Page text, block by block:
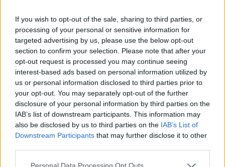
If you wish to opt-out of the sale, sharing to third parties, or
processing of your personal or sensitive information for
targeted advertising by us, please use the below opt-out
section to confirm your selection. Please note that after your
opt-out request is processed you may continue seeing
interest-based ads based on personal information utilized by
us or personal information disclosed to third parties prior to
your opt-out. You may separately opt-out of the further
disclosure of your personal information by third parties on the
IAB’s list of downstream participants. This information may
also be disclosed by us to third parties on the IAB’s List of
Downstream Participants that may further disclose it to other
Please note that this website/app uses one or more Google
Parc Fermé
Domenicali: Több sprint lesz az F1-ben – de nem
mindenhol